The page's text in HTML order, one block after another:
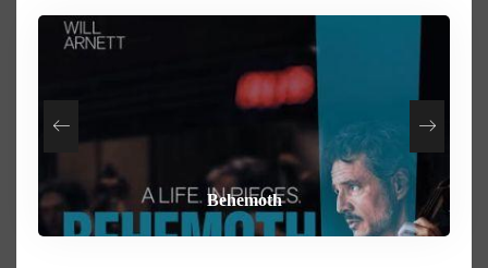
Heart of the Beast
Behemoth
How To Rob A Bank
By Any Means